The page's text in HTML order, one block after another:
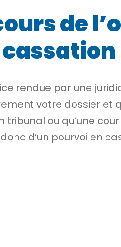
de
cassation
rendue par une
votre dossier et
tribunal ou qu’une
d’un pourvoi en